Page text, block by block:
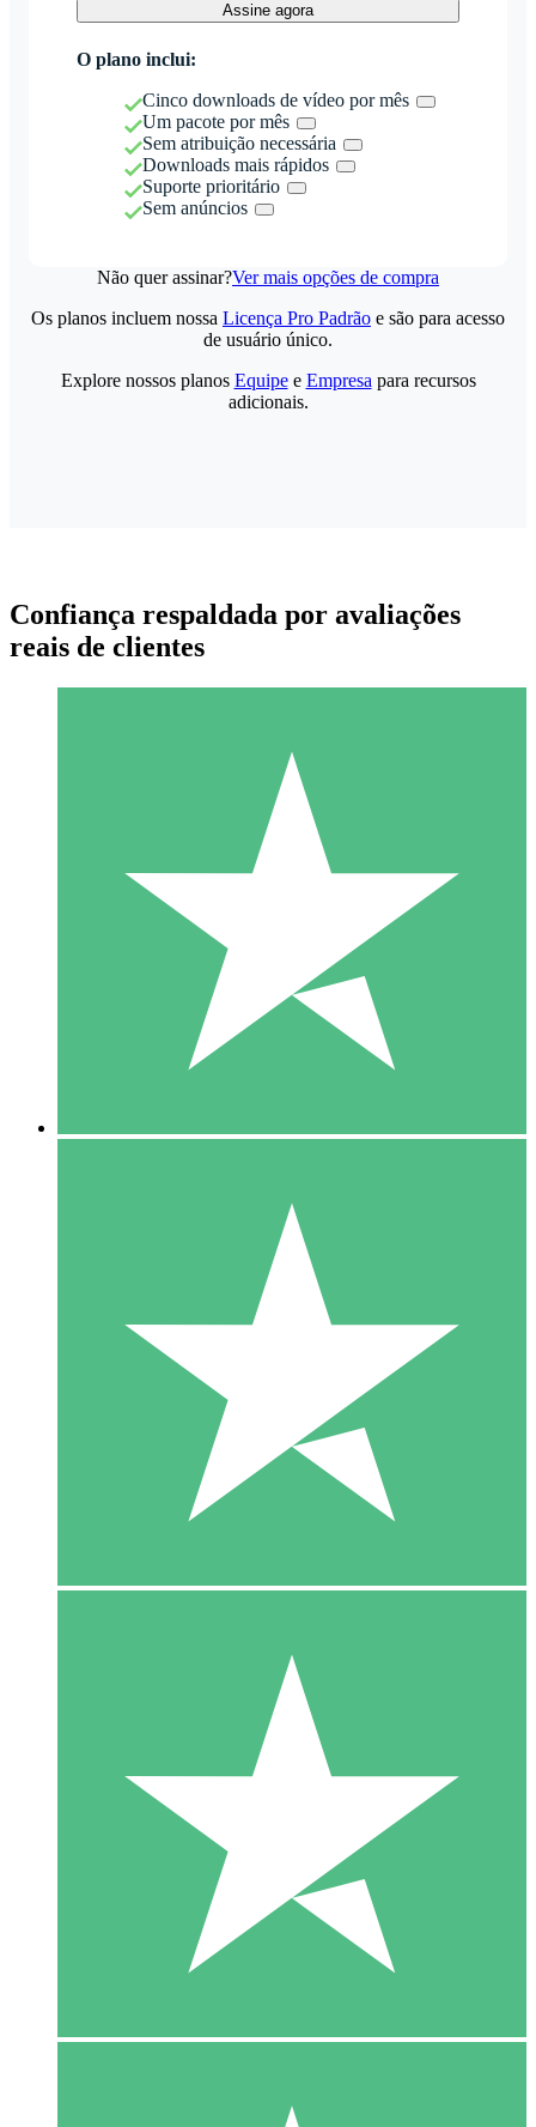
Assine agora
O plano inclui:
Cinco downloads de vídeo por mês
Um pacote por mês
Sem atribuição necessária
Downloads mais rápidos
Suporte prioritário
Sem anúncios
Não quer assinar?Ver mais opções de compra
Pacotes de Créditos Individuais
Pague conforme o uso com créditos de download. Sem
1000
10 Downloads
20 00
Os planos incluem nossa Licença Pro Padrão e são para acesso
de usuário único.
Explore nossos planos Equipee Empresa para recursos
adicionais.
Confiança respaldada por avaliações
reais de clientes